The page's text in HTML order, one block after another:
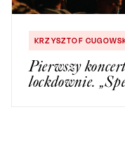
KRZYSZTOF
Pierwszy
lockdownie.